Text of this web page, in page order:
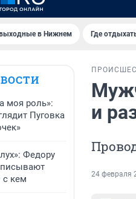
в Нижнем Где
моя роль»:
Пуговка
Федору
кем
и
24 февраля